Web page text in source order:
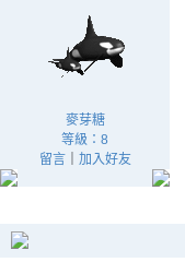
麥芽糖
等級：8
留言｜ 加入好友